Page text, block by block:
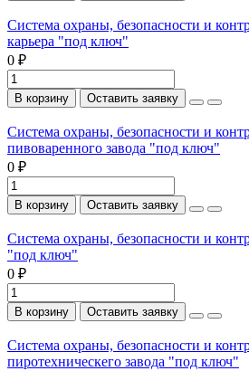
Система охраны, безопасности и
карьера "под ключ"
0 ₽
В корзину Оставить заявку
Система охраны, безопасности и
пивоваренного завода "под ключ"
0 ₽
В корзину Оставить заявку
Система охраны, безопасности и
"под ключ"
0 ₽
В корзину Оставить заявку
Система охраны, безопасности и
пиротехническего завода "под ключ"